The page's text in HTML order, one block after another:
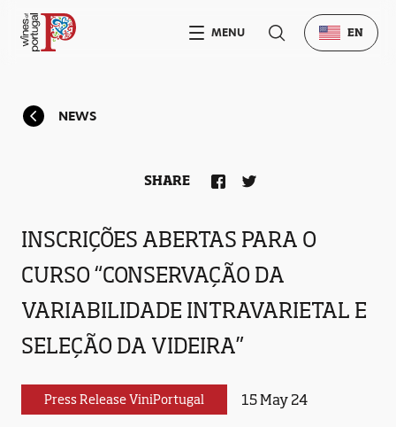
NEWS
INSCRIÇÕES ABERTAS PARA O
CURSO “CONSERVAÇÃO DA
VARIABILIDADE INTRAVARIETAL E
SELEÇÃO DA VIDEIRA”
Press Release ViniPortugal 15 May 24
SHARE
MENU EN